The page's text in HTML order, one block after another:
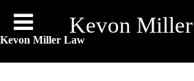
Kevon
content
Kevon Miller Law